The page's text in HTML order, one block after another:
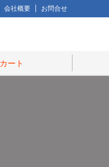
会社概要 お問合せ
カート